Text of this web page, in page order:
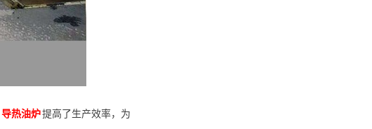
导热油炉提高了生产效率，为